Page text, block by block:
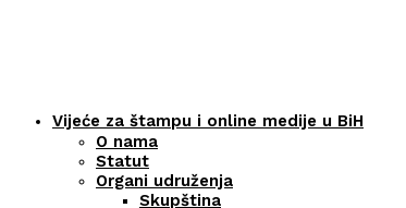
Vijeće za štampu i online medije u BiH
O nama
Statut
Organi udruženja
Skupština